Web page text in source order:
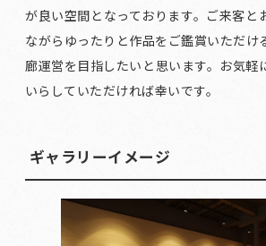
が良い空間となっております。ご来客と
ながらゆったりと作品をご鑑賞いただけ
廊運営を目指したいと思います。お気軽
いらしていただければ幸いです。
ギャラリーイメージ